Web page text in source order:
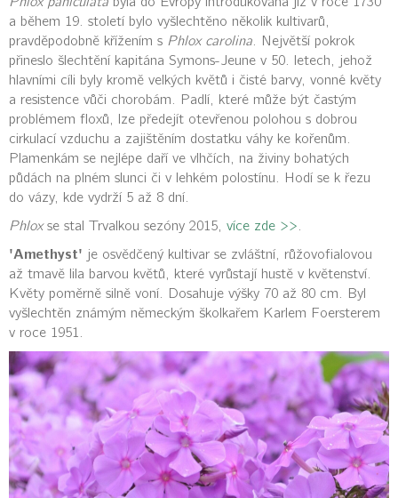
a během 19. století bylo vyšlechtěno několik kultivarů,
pravděpodobně křížením s Phlox carolina. Největší pokrok
přineslo šlechtění kapitána Symons-Jeune v 50. letech, jehož
hlavními cíli byly kromě velkých květů i čisté barvy, vonné květy
a resistence vůči chorobám. Padlí, které může být častým
problémem floxů, lze předejít otevřenou polohou s dobrou
cirkulací vzduchu a zajištěním dostatku váhy ke kořenům.
Plamenkám se nejlépe daří ve vlhčích, na živiny bohatých
půdách na plném slunci či v lehkém polostínu. Hodí se k řezu
do vázy, kde vydrží 5 až 8 dní.
Phloxse stal Trvalkou sezóny 2015, více zde >>.
'Amethyst' je osvědčený kultivar se zvláštní, růžovofialovou
až tmavě lila barvou květů, které vyrůstají hustě v květenství.
Květy poměrně silně voní. Dosahuje výšky 70 až 80 cm. Byl
vyšlechtěn známým německým školkařem Karlem Foersterem
v roce 1951.